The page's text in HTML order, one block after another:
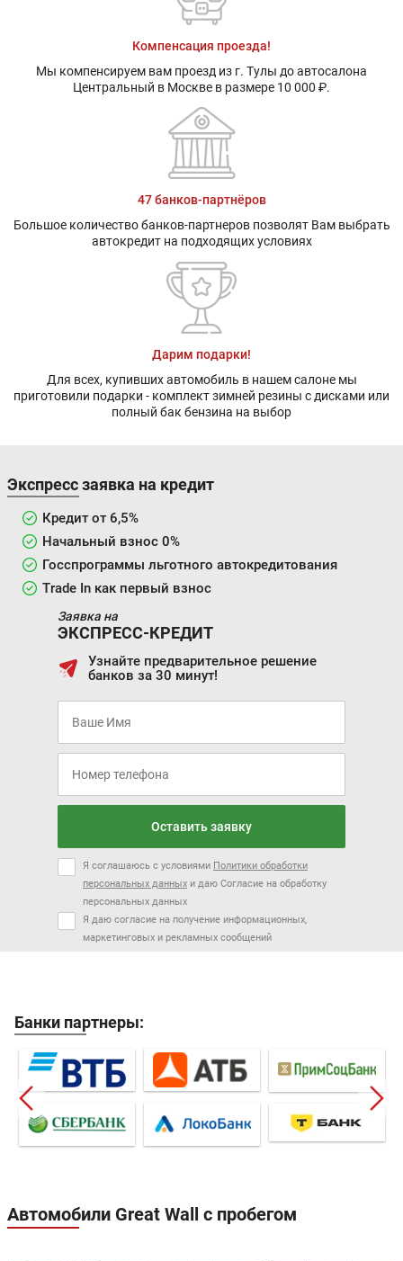
Компенсация проезда!
Мы компенсируем вам проезд из г. Тулы до автосалона
Центральный в Москве в размере 10 000 ₽.
47 банков-партнёров
Большое количество банков-партнеров позволят Вам выбрать
автокредит на подходящих условиях
Дарим подарки!
Для всех, купивших автомобиль в нашем салоне мы
приготовили подарки - комплект зимней резины с дисками или
полный бак бензина на выбор
Экспресс заявка на кредит
Кредит от 6,5%
Начальный взнос 0%
Госспрограммы льготного автокредитования
Trade In как первый взнос
Заявка на
ЭКСПРЕСС-КРЕДИТ
Узнайте предварительное решение
банков за 30 минут!
Оставить заявку
Я соглашаюсь с условиями Политики обработки
персональных данных и даю Согласие на обработку
персональных данных
Я даю согласие на получение информационных,
маркетинговых и рекламных сообщений
Банки партнеры:
Автомобили Great Wall с пробегом